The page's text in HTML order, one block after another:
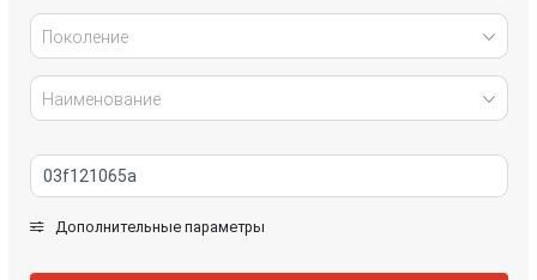
Kia
Land Rover
Mazda Mercedes-Benz
Nissan Opel
Поколение
Наименование
Дополнительные параметры